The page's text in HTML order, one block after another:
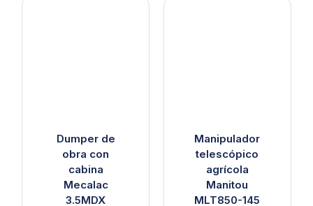
Dumper de
obra con
cabina
Mecalac
3.5MDX
Manipulador
telescópico
agrícola
Manitou
MLT850-145